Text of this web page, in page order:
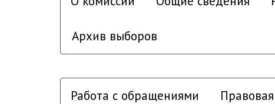
Архив выборов
Работа с обращениями